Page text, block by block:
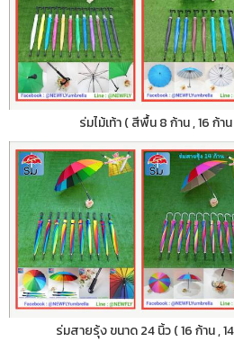
ร่มไม้เท้า ( สีพื้น 8 ก้าน , 16 ก้า
ร่มสายรุ้ง ขนาด 24 นิ้ว ( 16 ก้าน ,